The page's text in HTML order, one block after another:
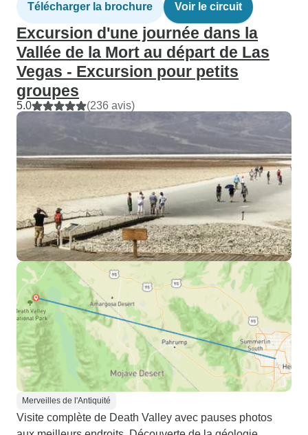
Télécharger la brochure Voir le circuit
Excursion d'une journée dans la
Vallée de la Mort au départ de Las
Vegas - Excursion pour petits
groupes
5.0 (236 avis)
Merveilles de l'Antiquité
Visite complète de Death Valley avec pauses photos